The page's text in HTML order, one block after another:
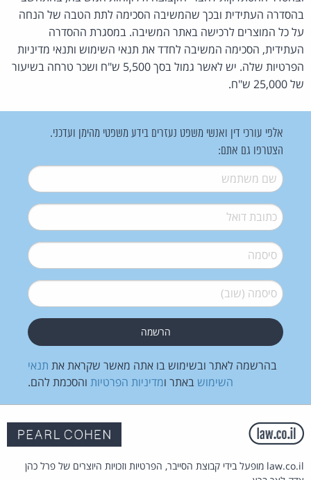
בהסדרה העתידית ובכך שהמשיבה הסכימה לתת הטבה של הנחה
על כל המוצרים לרכישה באתר המשיבה. במסגרת ההסדרה
העתידית, הסכימה המשיבה לחדד את תנאי השימוש ותנאי מדיניות
הפרטיות שלה. יש לאשר גמול בסך 5,500 ש"ח ושכר טרחה בשיעור
של 25,000 ש"ח.
אלפי עורכי דין ואנשי משפט נעזרים בידע משפטי מהימן ועדכני.
הצטרפו גם אתם:
שם משתמש*
דואל*
סיסמה*
סיסמה (שוב)*
בהרשמה לאתר ובשימוש בו אתה מאשר שקראת את תנאי
השימוש באתר ומדיניות הפרטיות והסכמת להם.
law.co.il מופעל בידי קבוצת הסייבר, הפרטיות וזכויות היוצרים של פרל כהן